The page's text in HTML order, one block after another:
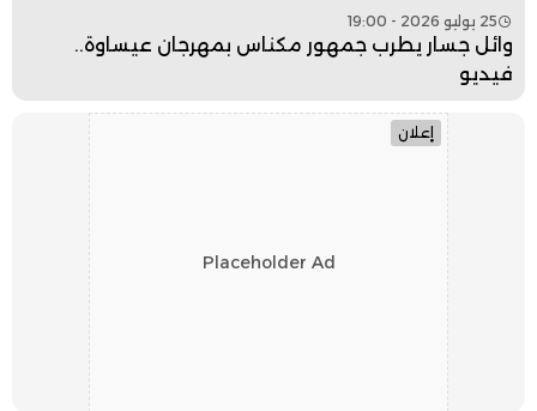
25 يوليو 2026 - 19:00
وائل جسار يطرب جمهور مكناس بمهرجان عيساوة..
فيديو
إعلان
Placeholder Ad